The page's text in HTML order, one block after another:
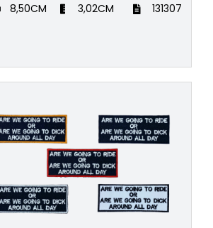
8,50CM 3,02CM 131307